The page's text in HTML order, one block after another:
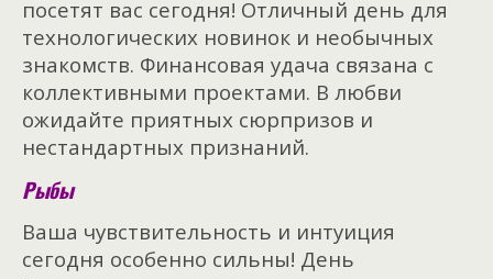
посетят вас сегодня! Отличный день для
технологических новинок и необычных
знакомств. Финансовая удача связана с
коллективными проектами. В любви
ожидайте приятных сюрпризов и
нестандартных признаний.
Рыбы
Ваша чувствительность и интуиция
сегодня особенно сильны! День